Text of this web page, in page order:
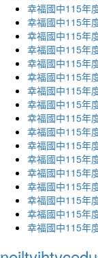
幸福國中115年
幸福國中115年
幸福國中115年
幸福國中115年
幸福國中115年
幸福國中115年
幸福國中115年
幸福國中115年
幸福國中115年
幸福國中115年
幸福國中115年
幸福國中115年
幸福國中115年
幸福國中115年
幸福國中115年
幸福國中115年
幸福國中115年